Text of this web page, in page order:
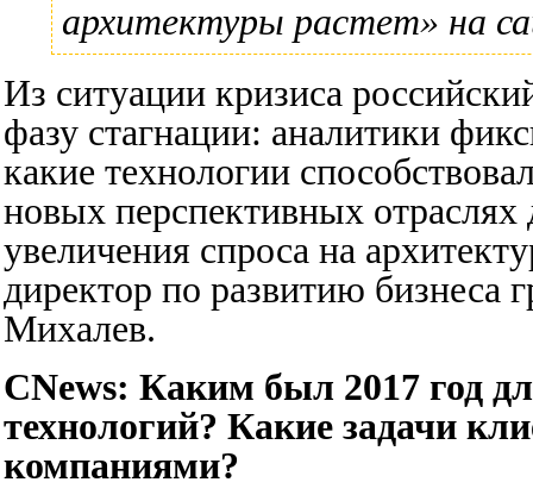
архитектуры растет» на
Из ситуации кризиса
фазу стагнации: аналитики
какие технологии
новых перспективных отраслях
увеличения спроса на
директор по развитию
Михалев.
CNews: Каким был 2017 год
технологий? Какие задачи
компаниями?